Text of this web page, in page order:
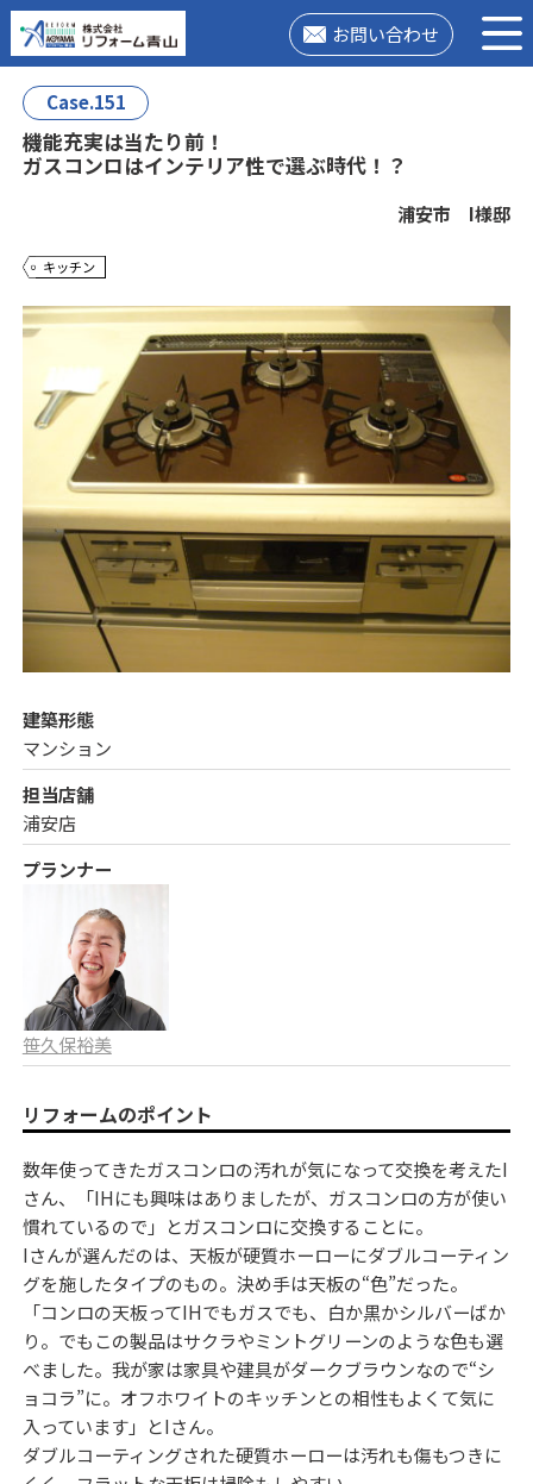
お問い合わせ
Case.151
機能充実は当たり前！
ガスコンロはインテリア性で選ぶ時代！？
浦安市 I様邸
キッチン
建築形態
マンション
担当店舗
浦安店
プランナー
笹久保裕美
リフォームのポイント
数年使ってきたガスコンロの汚れが気になって交換を考えたI
さん、「IHにも興味はありましたが、ガスコンロの方が使い
慣れているので」とガスコンロに交換することに。
Iさんが選んだのは、天板が硬質ホーローにダブルコーティン
グを施したタイプのもの。決め手は天板の“色”だった。
「コンロの天板ってIHでもガスでも、白か黒かシルバーばか
り。でもこの製品はサクラやミントグリーンのような色も選
べました。我が家は家具や建具がダークブラウンなので“シ
ョコラ”に。オフホワイトのキッチンとの相性もよくて気に
入っています」とIさん。
ダブルコーティングされた硬質ホーローは汚れも傷もつきに